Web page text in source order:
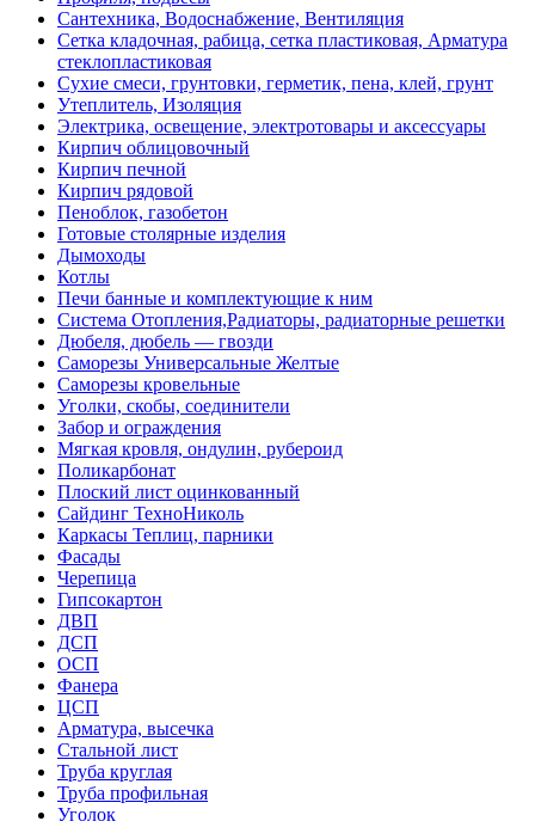
Сантехника, Водоснабжение, Вентиляция
Сетка кладочная, рабица, сетка пластиковая, Арматура
стеклопластиковая
Сухие смеси, грунтовки, герметик, пена, клей, грунт
Утеплитель, Изоляция
Электрика, освещение, электротовары и аксессуары
Кирпич облицовочный
Кирпич печной
Кирпич рядовой
Пеноблок, газобетон
Готовые столярные изделия
Дымоходы
Котлы
Печи банные и комплектующие к ним
Система Отопления,Радиаторы, радиаторные решетки
Дюбеля, дюбель — гвозди
Саморезы Универсальные Желтые
Саморезы кровельные
Уголки, скобы, соединители
Забор и ограждения
Мягкая кровля, ондулин, рубероид
Поликарбонат
Плоский лист оцинкованный
Сайдинг ТехноНиколь
Каркасы Теплиц, парники
Фасады
Черепица
Гипсокартон
ДВП
ДСП
ОСП
Фанера
ЦСП
Арматура, высечка
Стальной лист
Труба круглая
Труба профильная
Уголок